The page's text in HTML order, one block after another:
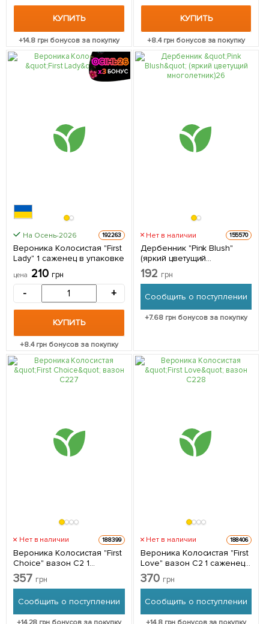
КУПИТЬ
+14.8 грн бонусов за покупку
КУПИТЬ
+8.4грн бонусов за покупку
На Осень-2026 192263
Вероника Колосистая "First
Lady" 1 саженец в упаковке
цена 210 грн
- +
КУПИТЬ
+8.4грн бонусов за покупку
Нет в наличии 155570
Дербенник "Pink Blush"
(яркий цветущий
многолетник) (Корневище)
1 саженец в упаковке
192 грн
Сообщить о поступлении
+7.68 грн бонусов за покупку
Нет в наличии 188399
Вероника Колосистая "First
Choice" вазон С2 1
саженец в упаковке
357 грн
Сообщить о поступлении
Нет в наличии 188406
Вероника Колосистая "First
Love" вазон С2 1 саженец
в упаковке
370 грн
Сообщить о поступлении